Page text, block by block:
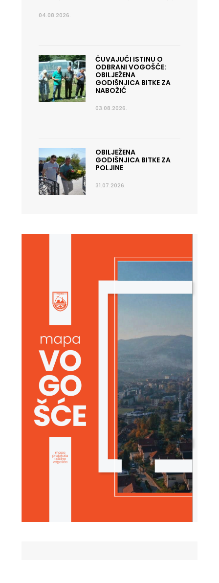
04.08.2026.
ČUVAJUĆI ISTINU O
ODBRANI VOGOŠĆE:
OBILJEŽENA
GODIŠNJICA BITKE ZA
NABOŽIĆ
03.08.2026.
OBILJEŽENA
GODIŠNJICA BITKE ZA
POLJINE
31.07.2026.